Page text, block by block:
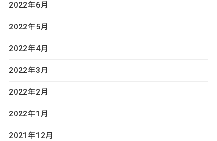
2022年6月
2022年5月
2022年4月
2022年3月
2022年2月
2022年1月
2021年12月